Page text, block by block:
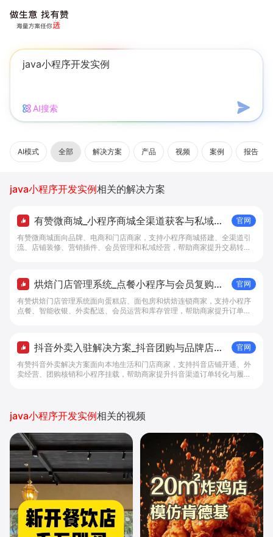
AI搜索
AI模式 全部 解决方案 产品 视频 案例 报告
java小程序开发实例相关的解决方案
有赞微商城_小程序商城全渠道获客与私域复
购工具 - 做生意, 找有赞
官网
有赞微商城面向品牌、电商和门店商家，支持小程序商城搭建、全渠道引
流、店铺装修、营销插件、会员管理和私域经营，帮助商家提升交易转化
烘焙门店管理系统_点餐小程序与会员复购工
具 - 做生意, 找有赞
官网
有赞烘焙门店管理系统面向蛋糕店、面包房和烘焙连锁商家，支持小程序
点餐、智能收银、外卖配送、会员运营和库存管理，帮助商家提升订单转
抖音外卖入驻解决方案_抖音团购与品牌店铺
经营工具 - 做抖音生意，找有赞
官网
有赞抖音外卖解决方案面向本地生活和门店商家，支持抖音店铺开通、外
卖经营、团购核销和小程序挂载，帮助商家提升抖音渠道订单转化与履约
java小程序开发实例相关的视频